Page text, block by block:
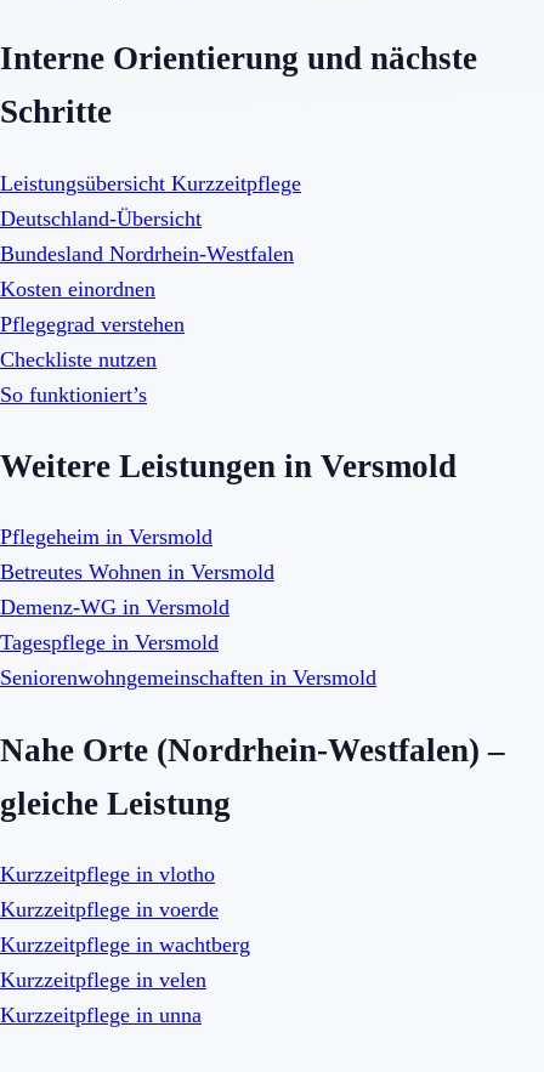
Interne Orientierung und nächste
Schritte
Leistungsübersicht Kurzzeitpflege
Deutschland-Übersicht
Bundesland Nordrhein-Westfalen
Kosten einordnen
Pflegegrad verstehen
Checkliste nutzen
So funktioniert’s
Weitere Leistungen in Versmold
Pflegeheim in Versmold
Betreutes Wohnen in Versmold
Demenz-WG in Versmold
Tagespflege in Versmold
Seniorenwohngemeinschaften in Versmold
Nahe Orte (Nordrhein-Westfalen) –
gleiche Leistung
Kurzzeitpflege in vlotho
Kurzzeitpflege in voerde
Kurzzeitpflege in wachtberg
Kurzzeitpflege in velen
Kurzzeitpflege in unna